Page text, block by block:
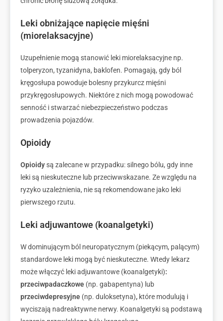
Leki obniżające napięcie mięśni
(miorelaksacyjne)
Uzupełnienie mogą stanowić leki miorelaksacyjne np.
tolperyzon, tyzanidyna, baklofen. Pomagają, gdy ból
kręgosłupa powoduje bolesny przykurcz mięśni
przykręgosłupowych. Niektóre z nich mogą powodować
senność i stwarzać niebezpieczeństwo podczas
prowadzenia pojazdów.
Opioidy
Opioidysą zalecane w przypadku: silnego bólu, gdy inne
leki są nieskuteczne lub przeciwwskazane. Ze względu na
ryzyko uzależnienia, nie są rekomendowane jako leki
pierwszego rzutu.
Leki adjuwantowe (koanalgetyki)
W dominującym ból neuropatycznym (piekącym, palącym)
standardowe leki mogą być nieskuteczne. Wtedy lekarz
może włączyć leki adjuwantowe (koanalgetyki):
przeciwpadaczkowe (np. gabapentyna) lub
przeciwdepresyjne (np. duloksetyna), które modulują i
wyciszają nadreaktywne nerwy. Koanalgetyki są podstawą